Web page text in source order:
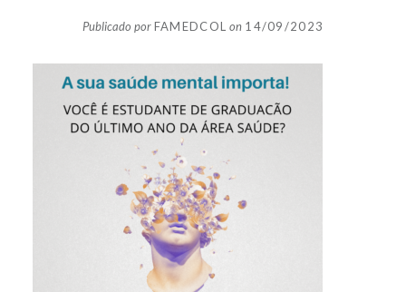
Publicado porFAMEDCOL on 14/09/2023